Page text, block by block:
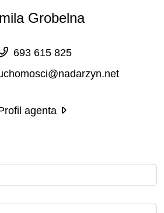
Grobelna
693 615 825
agenta